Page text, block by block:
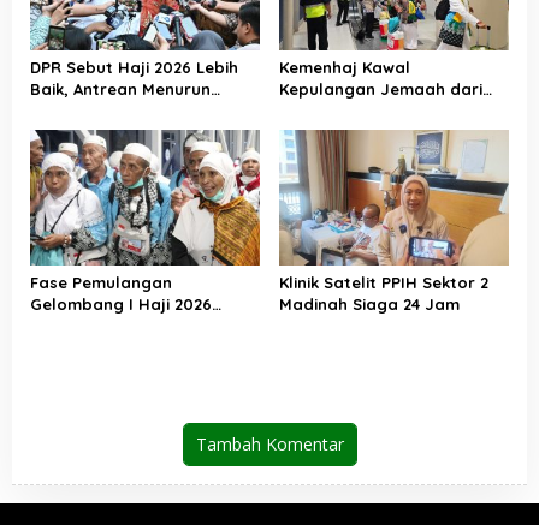
DPR Sebut Haji 2026 Lebih
Baik, Antrean Menurun
Kemenhaj Kawal
Kepulangan Jemaah dari
Akan Didistribusikan di
Tanah Air
Fase Pemulangan
Gelombang I Haji 2026
Klinik Satelit PPIH Sektor 2
Madinah Siaga 24 Jam
Tambah Komentar